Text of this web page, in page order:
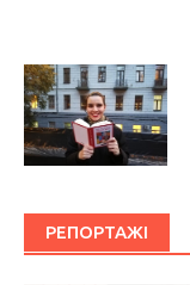
РЕПОРТАЖІ